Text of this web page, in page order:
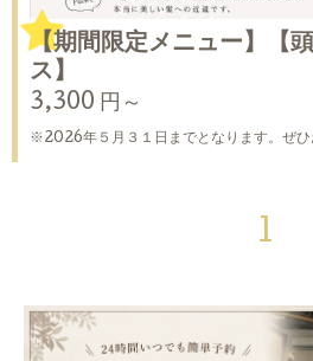
【期間限定メニュー】【
ス】
3,300 円～
※2026年５月３１日までとなります。ぜ
1